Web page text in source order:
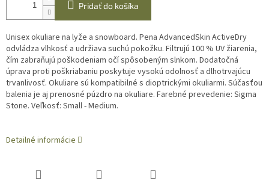
Pridať do košíka
Unisex okuliare na lyže a snowboard. Pena AdvancedSkin ActiveDry
odvládza vlhkosť a udržiava suchú pokožku. Filtrujú 100 % UV žiarenia,
čím zabraňujú poškodeniam očí spôsobeným slnkom. Dodatočná
úprava proti poškriabaniu poskytuje vysokú odolnosť a dlhotrvajúcu
trvanlivosť. Okuliare sú kompatibilné s dioptrickými okuliarmi. Súčasťou
balenia je aj prenosné púzdro na okuliare. Farebné prevedenie: Sigma
Stone. Veľkosť: Small - Medium.
Detailné informácie